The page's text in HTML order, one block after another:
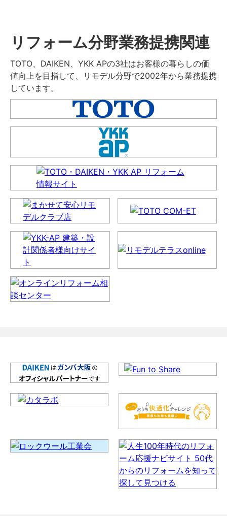
リフォーム分野業務提携関連
TOTO、DAIKEN、YKK APの3社はお客様の暮らしの価
値向上を目指して、リモデル分野で2002年から業務提携
しています。